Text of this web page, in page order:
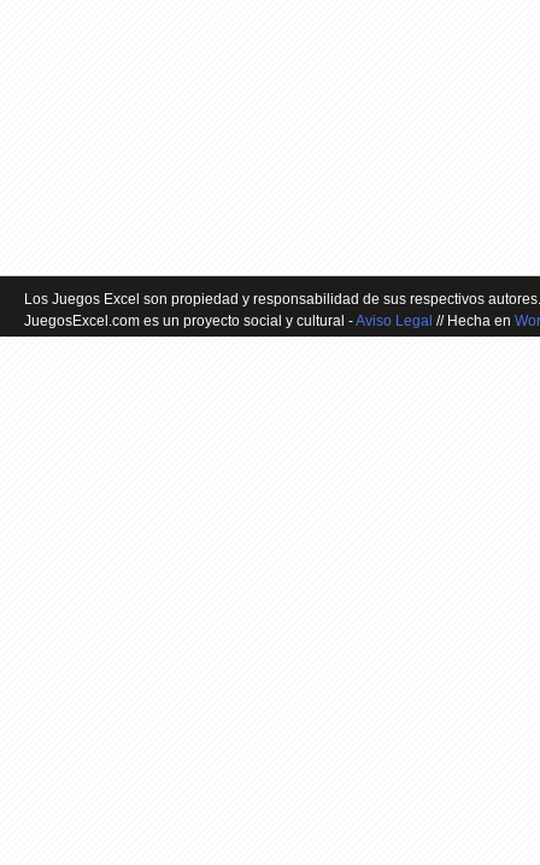
Los Juegos Excel son propiedad y responsabilidad de sus respectivos
JuegosExcel.com es un proyecto social y cultural -Aviso Legal // Hecha en